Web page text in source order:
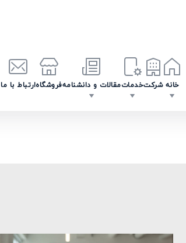
خانه شرکتخدماتمقالات و دانشنامهفروشگاهارتباط با ما